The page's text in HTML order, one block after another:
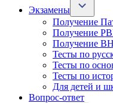
Экзамены
Получение
Получение
Получение
Тесты по
Тесты по
Тесты по
Для детей и
Вопрос-ответ